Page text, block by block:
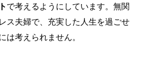
で考えるようにしています。無関
ス夫婦で、充実した人生を過ごせ
は考えられません。